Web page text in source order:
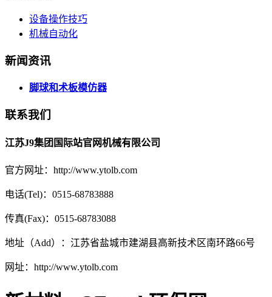
设备操作技巧
机械自动化
新闻资讯
脚球和术板模仿器
联系我们
江苏J9集团国际站官网机械有限公司
官方网址：http://www.ytolb.com
电话(Tel)：0515-68783888
传真(Fax)：0515-68783088
地址（Add）：江苏省盐城市建湖县高新技术区南环路66号
网址：http://www.ytolb.com